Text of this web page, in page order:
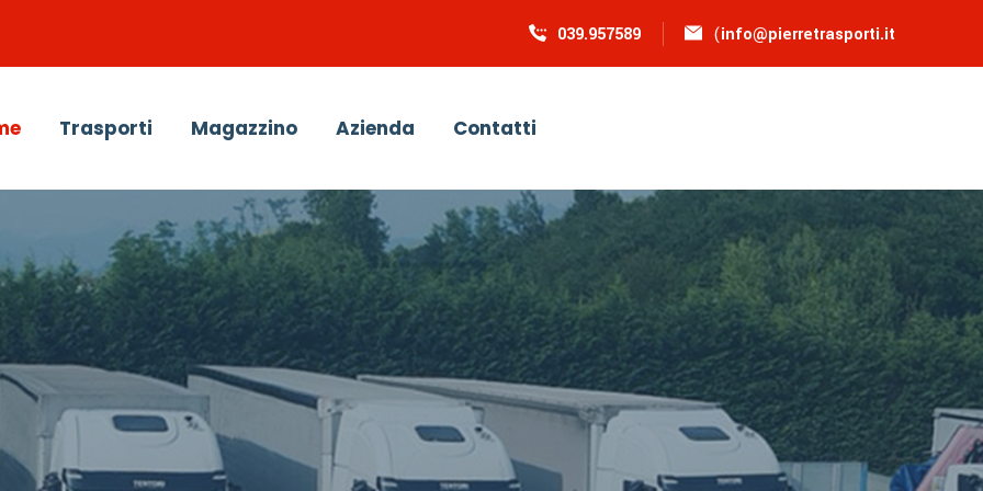
039.957589 (info@pierretrasporti.it
Trasporti Magazzino Azienda Contatti